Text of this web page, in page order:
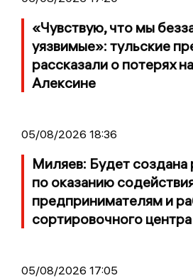
«Чувствую, что мы
уязвимые»: тульские
рассказали о потерях
Алексине
05/08/2026 18:36
Миляев: Будет создана
по оказанию
предпринимателям и
сортировочного
05/08/2026 17:05